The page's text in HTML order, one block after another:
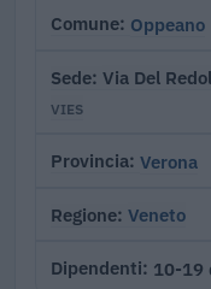
Comune Oppeano
Sede Via Del
VIES
Provincia Verona
Regione Veneto
Dipendenti 10-19